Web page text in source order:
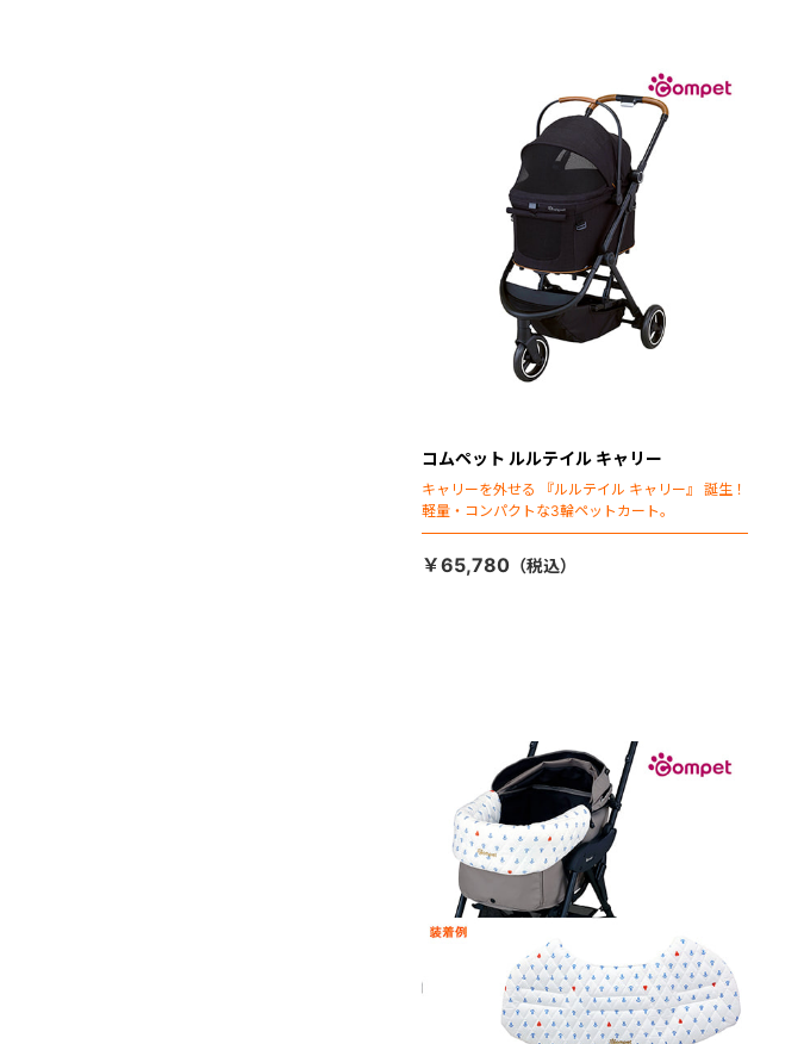
コムペット ルルテイル キャリー
キャリーを外せる 『ルルテイル キャリー』 誕生！
軽量・コンパクトな3輪ペットカート。
￥65,780